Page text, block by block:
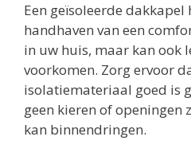
Een geïsoleerde
handhaven van een
in uw huis, maar kan ook
voorkomen. Zorg ervoor
isolatiemateriaal goed is
geen kieren of openingen
kan binnendringen.